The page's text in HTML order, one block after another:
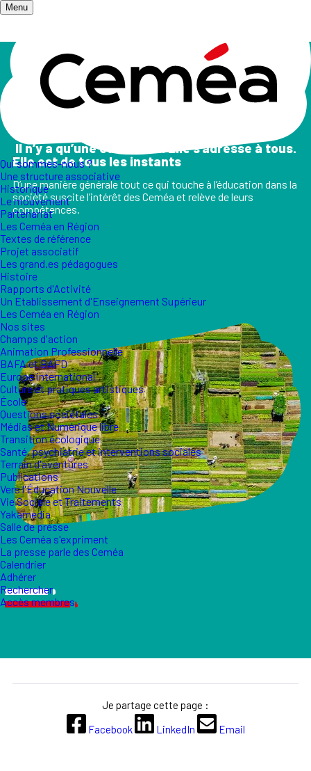
Menu
Qui sommes-nous ?
Une structure associative
Historique
Le mouvement
Partenariat
Les Ceméa en Région
Textes de référence
Projet associatif
Les grand.es pédagogues
Histoire
Rapports d'Activité
Un Etablissement d'Enseignement Supérieur
Les Ceméa en Région
Nos sites
Champs d'action
Animation Professionnelle
BAFA et BAFD
Europe international
Culture et pratiques artistiques
École
Questions sociétales
Médias et Numérique libre
Transition écologique
Santé, psychiatrie et interventions sociales
Terrain d'aventures
Publications
Vers l'Éducation Nouvelle
Vie Sociale et Traitements
Yakamedia
Salle de presse
Les Ceméa s'expriment
La presse parle des Ceméa
Calendrier
Adhérer
Rechercher
Accès membres
Accueil/ Champs d'action
Les champs d'action
II n’y a qu’une éducation. Elle s’adresse à tous.
Elle est de tous les instants
D’une manière générale tout ce qui touche à l’éducation dans la
société suscite l’intérêt des Ceméa et relève de leurs
compétences.
Je partage cette page :
Facebook
LinkedIn Email